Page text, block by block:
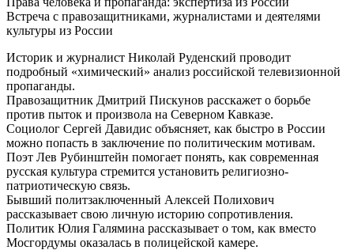
Встреча с правозащитниками, журналистами и деятелями
культуры из России
Историк и журналист Николай Руденский проводит
подробный «химический» анализ российской телевизионной
пропаганды.
Правозащитник Дмитрий Пискунов расскажет о борьбе
против пыток и произвола на Северном Кавказе.
Социолог Сергей Давидис объясняет, как быстро в России
можно попасть в заключение по политическим мотивам.
Поэт Лев Рубинштейн помогает понять, как современная
русская культура стремится установить религиозно-
патриотическую связь.
Бывший политзаключенный Алексей Полихович
рассказывает свою личную историю сопротивления.
Политик Юлия Галямина рассказывает о том, как вместо
Мосгордумы оказалась в полицейской камере.